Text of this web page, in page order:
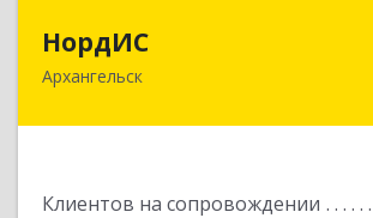
НордИС
Архангельск
Клиентов на сопровождении
163071, Архангельская обл,